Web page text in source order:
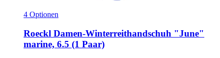
4 Optionen
Roeckl Damen-​Winterreithandschuh "June"
marine, 6.5 (1 Paar)